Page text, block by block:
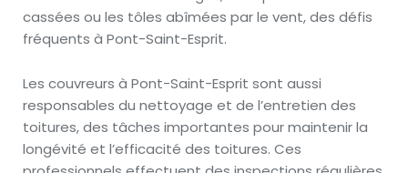
cassées ou les tôles abîmées par le vent, des défis
fréquents à Pont-Saint-Esprit.
Les couvreurs à Pont-Saint-Esprit sont aussi
responsables du nettoyage et de l’entretien des
toitures, des tâches importantes pour maintenir la
longévité et l’efficacité des toitures. Ces